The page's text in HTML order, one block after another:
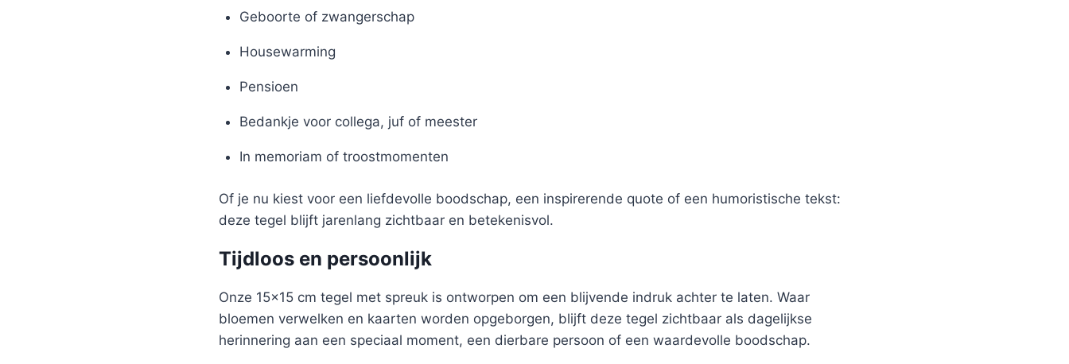
Geboorte of zwangerschap
Housewarming
Pensioen
Bedankje voor collega, juf of meester
In memoriam of troostmomenten
Of je nu kiest voor een liefdevolle boodschap, een inspirerende quote of een humoristische tekst:
deze tegel blijft jarenlang zichtbaar en betekenisvol.
Tijdloos en persoonlijk
Onze 15×15 cm tegel met spreuk is ontworpen om een blijvende indruk achter te laten. Waar
bloemen verwelken en kaarten worden opgeborgen, blijft deze tegel zichtbaar als dagelijkse
herinnering aan een speciaal moment, een dierbare persoon of een waardevolle boodschap.